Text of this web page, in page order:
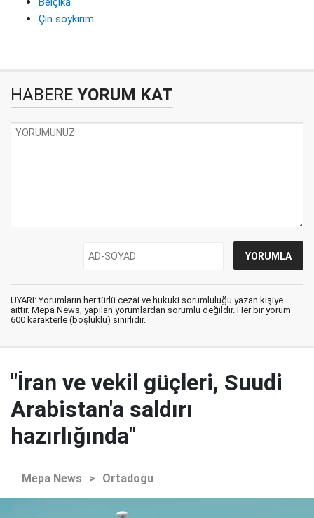
Çin soykırım
HABERE YORUM KAT
UYARI: Yorumların her türlü cezai ve hukuki sorumluluğu yazan kişiye
aittir. Mepa News, yapılan yorumlardan sorumlu değildir. Her bir yorum
600 karakterle (boşluklu) sınırlıdır.
"İran ve vekil güçleri, Suudi
Arabistan'a saldırı
hazırlığında"
Mepa News > Ortadoğu